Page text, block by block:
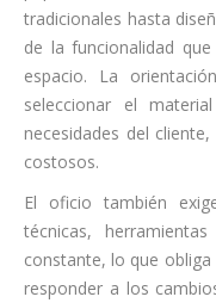
tradicionales hasta
de la funcionalidad
espacio. La
seleccionar el
necesidades del
costosos.
El oficio también
técnicas,
constante, lo que
responder a los